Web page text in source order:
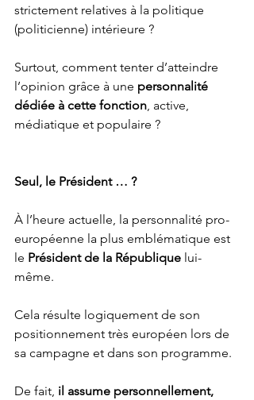
strictement relatives à la politique
(politicienne) intérieure ?
Surtout, comment tenter d’atteindre
l’opinion grâce à une personnalité
dédiée à cette fonction, active,
médiatique et populaire ?
Seul, le Président … ?
À l’heure actuelle, la personnalité pro-
européenne la plus emblématique est
le Président de la République lui-
même.
Cela résulte logiquement de son
positionnement très européen lors de
sa campagne et dans son programme.
De fait, il assume personnellement,